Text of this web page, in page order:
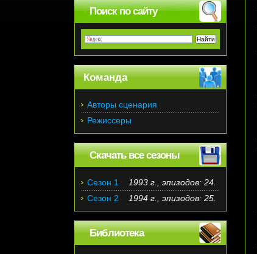
Поиск по сайту
Команда
Авторы сценария
Режиссеры
Скачать все сезоны
Сезон 1
1993 г., эпизодов: 24.
Сезон 2
1994 г., эпизодов: 25.
Библиотека